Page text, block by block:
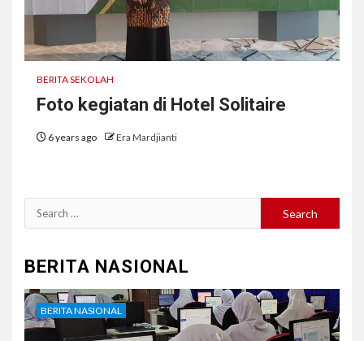
BERITA SEKOLAH
Foto kegiatan di Hotel Solitaire
6 years ago Era Mardjianti
Search
for:
BERITA NASIONAL
BERITA NASIONAL